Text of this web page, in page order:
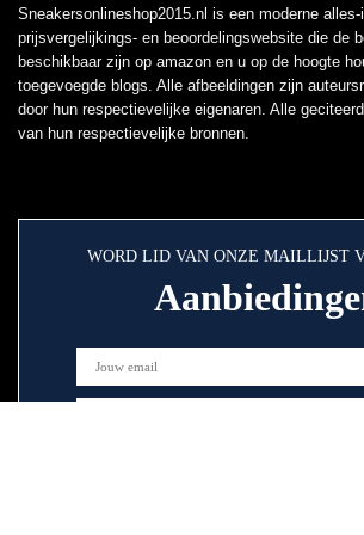
Sneakersonlineshop2015.nl is een moderne alles-
prijsvergelijkings- en beoordelingswebsite die de
beschikbaar zijn op amazon en u op de hoogte
toegevoegde blogs. Alle afbeeldingen zijn
door hun respectievelijke eigenaren. Alle
van hun respectievelijke bronnen.
WORD LID VAN ONZE MAILLIJST